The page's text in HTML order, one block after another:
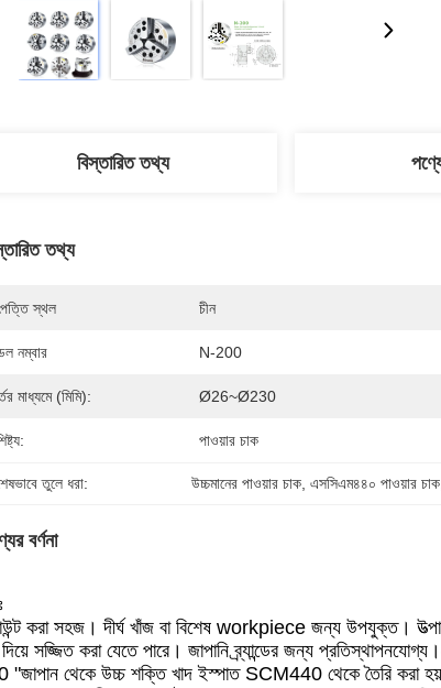
বিস্তারিত তথ্য
তথ্য
স্থল চীন
নম্বার N-200
মাধ্যমে (মিমি): Ø26~Ø230
পাওয়ার চাক
তুলে ধরা: উচ্চমানের পাওয়ার চাক , এসসিএম৪৪০ পাওয়ার চাক
বর্ণনা
করা সহজ। দীর্ঘ খাঁজ বা বিশেষ workpiece জন্য উপযুক্ত।
সজ্জিত করা যেতে পারে। জাপানি ব্র্যান্ডের জন্য
"জাপান থেকে উচ্চ শক্তি খাদ ইস্পাত SCM440 থেকে তৈরি করা